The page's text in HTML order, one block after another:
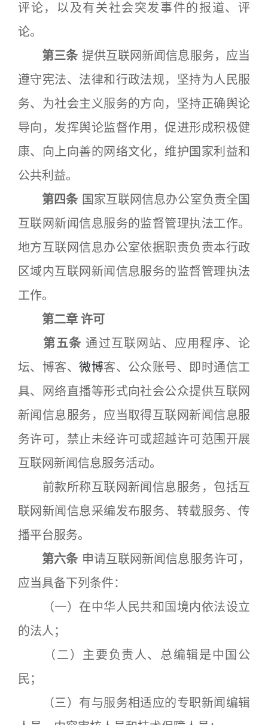
评论，以及有关社会突发事件的报道、评
论。
第三条 提供互联网新闻信息服务，应当
遵守宪法、法律和行政法规，坚持为人民服
务、为社会主义服务的方向，坚持正确舆论
导向，发挥舆论监督作用，促进形成积极健
康、向上向善的网络文化，维护国家利益和
公共利益。
第四条 国家互联网信息办公室负责全国
互联网新闻信息服务的监督管理执法工作。
地方互联网信息办公室依据职责负责本行政
区域内互联网新闻信息服务的监督管理执法
工作。
第二章 许可
第五条 通过互联网站、应用程序、论
坛、博客、微博客、公众账号、即时通信工
具、网络直播等形式向社会公众提供互联网
新闻信息服务，应当取得互联网新闻信息服
务许可，禁止未经许可或超越许可范围开展
互联网新闻信息服务活动。
前款所称互联网新闻信息服务，包括互
联网新闻信息采编发布服务、转载服务、传
播平台服务。
第六条 申请互联网新闻信息服务许可，
应当具备下列条件：
（一）在中华人民共和国境内依法设立
的法人；
（二）主要负责人、总编辑是中国公
民；
（三）有与服务相适应的专职新闻编辑